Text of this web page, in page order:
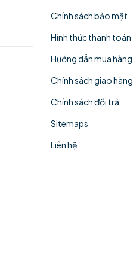
Chính sách bảo mật
Hình thức thanh toán
Hướng dẫn mua hàng
Chính sách giao hàng
Chính sách đổi trả
Sitemaps
Liên hệ